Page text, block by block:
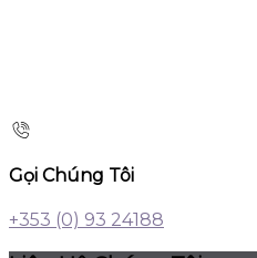
Gọi Chúng Tôi
+353 (0) 93 24188